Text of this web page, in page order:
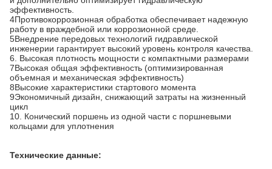
эффективность.
4Противокоррозионная обработка обеспечивает надежную
работу в враждебной или коррозионной среде.
5Внедрение передовых технологий гидравлической
инженерии гарантирует высокий уровень контроля качества.
6. Высокая плотность мощности с компактными размерами
7Высокая общая эффективность (оптимизированная
объемная и механическая эффективность)
8Высокие характеристики стартового момента
9Экономичный дизайн, снижающий затраты на жизненный
цикл
10. Конический поршень из одной части с поршневыми
кольцами для уплотнения
Технические данные: